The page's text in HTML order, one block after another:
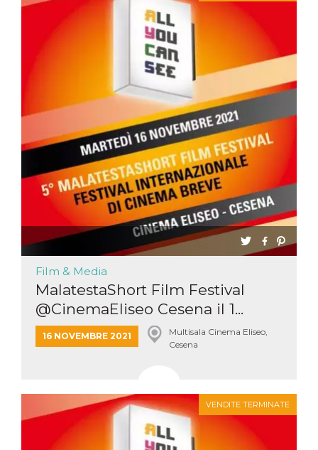
Film & Media
MalatestaShort Film Festival
@CinemaEliseo Cesena il 1...
16 NOVEMBRE 2021
Multisala Cinema Eliseo,
Cesena
VENDITE TERMINATE